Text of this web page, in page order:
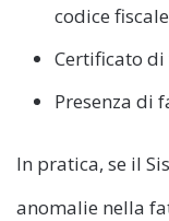
codice
Certificato
Presenza di
In pratica, se il
anomalie nella